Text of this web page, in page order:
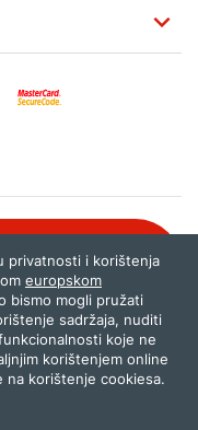
provjerene i pravilne
neadekvatne informacije,
.
privatnosti i korištenja
europskom
bismo mogli pružati
sadržaja, nuditi
koje ne
korištenjem online
na korištenje cookiesa.